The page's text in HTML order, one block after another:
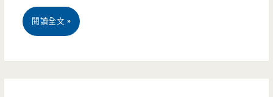
翻
天/
宜
閱讀全文 »